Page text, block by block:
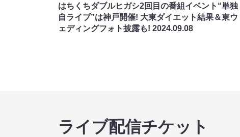
はちくちダブルヒガシ2回目の番組イベント“単独
自ライブ”は神戸開催! 大東ダイエット結果＆東ウ
ェディングフォト披露も! 2024.09.08
ライブ配信チケット